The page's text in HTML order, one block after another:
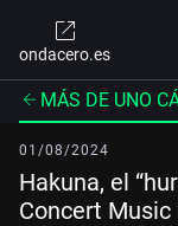
ondacero.es
MÁS DE UNO
01/08/2024
Hakuna, el
Concert Music